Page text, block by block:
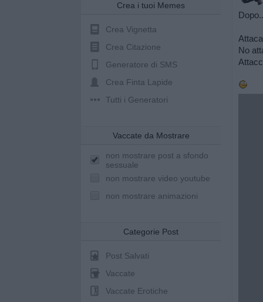
Crea i tuoi Memes
Crea Vignetta
Crea Citazione
Generatore di SMS
Crea Finta Lapide
Tutti i Generatori
Vaccate da Mostrare
non mostrare post a sfondo
sessuale
non mostrare video youtube
non mostrare animazioni
Categorie Post
Post Salvati
Vaccate
Vaccate Erotiche
No